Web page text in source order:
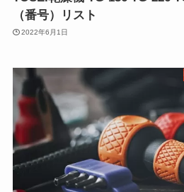
（番号）リスト
2022年6月1日